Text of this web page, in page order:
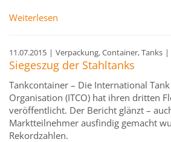
Weiterlesen
11.07.2015 | Verpackung, Container, Tanks |
Siegeszug der Stahltanks
Tankcontainer – Die International
Organisation (ITCO) hat ihren dritten
veröffentlicht. Der Bericht glänzt –
Marktteilnehmer ausfindig gemacht
Rekordzahlen.